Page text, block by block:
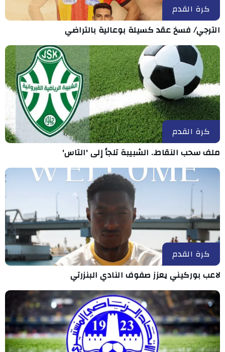
كرة القدم
الترجي/ فسخ عقد كسيلة بوعالية بالتراضي
كرة القدم
ملف سحب النقاط.. الشبيبة تلجأ إلى 'التاس'
كرة القدم
لاعب بوركيني يعزز صفوف النادي البنزرتي